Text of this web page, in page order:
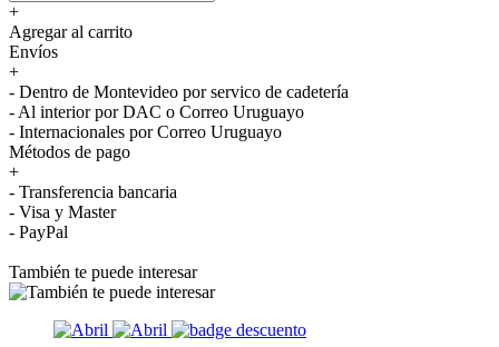
+
Agregar al carrito
Envíos
+
- Dentro de Montevideo por servico de cadetería
- Al interior por DAC o Correo Uruguayo
- Internacionales por Correo Uruguayo
Métodos de pago
+
- Transferencia bancaria
- Visa y Master
- PayPal
También te puede interesar